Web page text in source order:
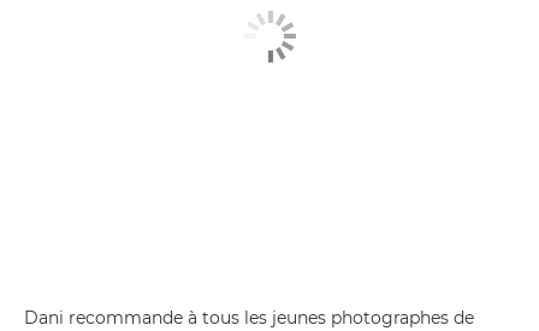
Dani recommande à tous les jeunes photographes de